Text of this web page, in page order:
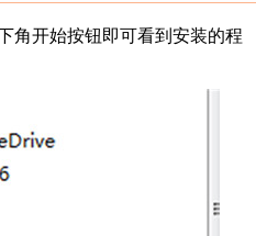
开始按钮即可看到安装的程